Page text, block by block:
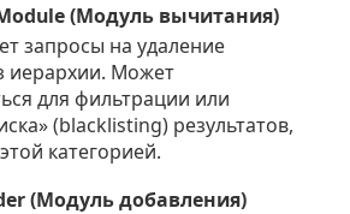
(Модуль вычитания)
запросы на удаление
иерархии. Может
для фильтрации или
(blacklisting) результатов,
категорией.
(Модуль добавления)